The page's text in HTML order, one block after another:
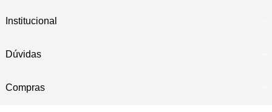
Institucional
Dúvidas
Compras